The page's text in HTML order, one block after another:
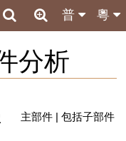
粵
普
分析
主部件| 包括子部件